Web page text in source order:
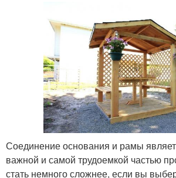
Соединение основания и рамы
важной и самой трудоемкой частью
стать немного сложнее, если вы